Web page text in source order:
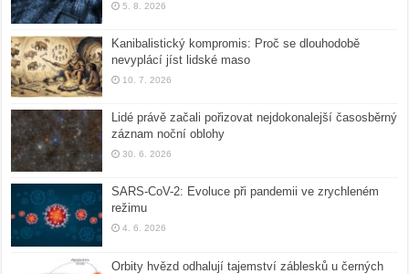
5. 8. 2026
Kanibalistický kompromis: Proč se dlouhodobě
nevyplácí jíst lidské maso
10. 7. 2026
Lidé právě začali pořizovat nejdokonalejší časosběrný
záznam noční oblohy
30. 6. 2026
SARS-CoV-2: Evoluce při pandemii ve zrychleném
režimu
4. 6. 2026
Orbity hvězd odhalují tajemství záblesků u černých